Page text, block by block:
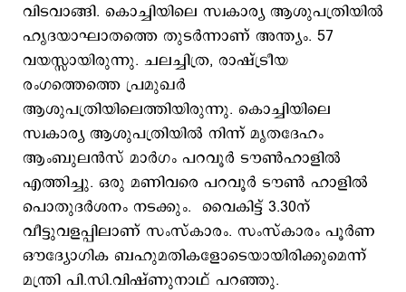
വിടവാങ്ങി. കൊച്ചിയിലെ സ്വകാര്യ ആശുപത്രിയില്‍
ഹൃദയാഘാതത്തെ തുടര്‍ന്നാണ് അന്ത്യം. 57
വയസ്സായിരുന്നു. ചലച്ചിത്ര, രാഷ്ട്രീയ
രംഗത്തെത്തെ പ്രമുഖര്‍
ആശുപത്രിയിലെത്തിയിരുന്നു. കൊച്ചിയിലെ
സ്വകാര്യ ആശുപത്രിയില്‍ നിന്ന് മൃതദേഹം
ആംബുലന്‍സ് മാര്‍ഗം പറവൂര്‍ ടൗണ്‍ഹാളില്‍
എത്തിച്ചു. ഒരു മണിവരെ പറവൂര്‍ ടൗണ്‍ ഹാളില്‍
പൊതുദര്‍ശനം നടക്കും. വൈകിട്ട് 3.30ന്
വീട്ടുവളപ്പിലാണ് സംസ്കാരം. സംസ്കാരം പൂര്‍ണ
ഔദ്യോഗിക ബഹുമതികളോടെയായിരിക്കുമെന്ന്
മന്ത്രി പി.സി.വിഷ്ണുനാഥ് പറഞ്ഞു.